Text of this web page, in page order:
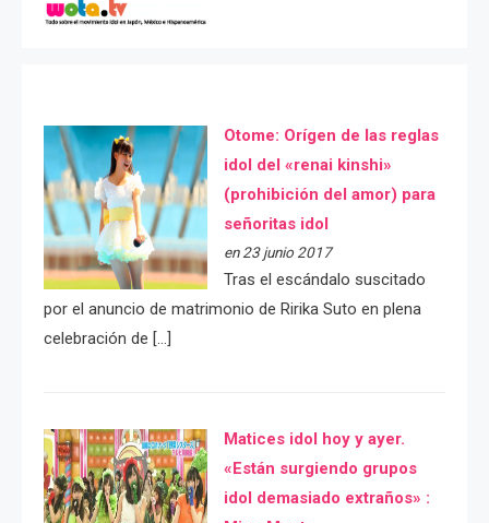
Otome: Orígen de las reglas
idol del «renai kinshi»
(prohibición del amor) para
señoritas idol
en 23 junio 2017
Tras el escándalo suscitado
por el anuncio de matrimonio de Ririka Suto en plena
celebración de […]
Matices idol hoy y ayer.
«Están surgiendo grupos
idol demasiado extraños» :